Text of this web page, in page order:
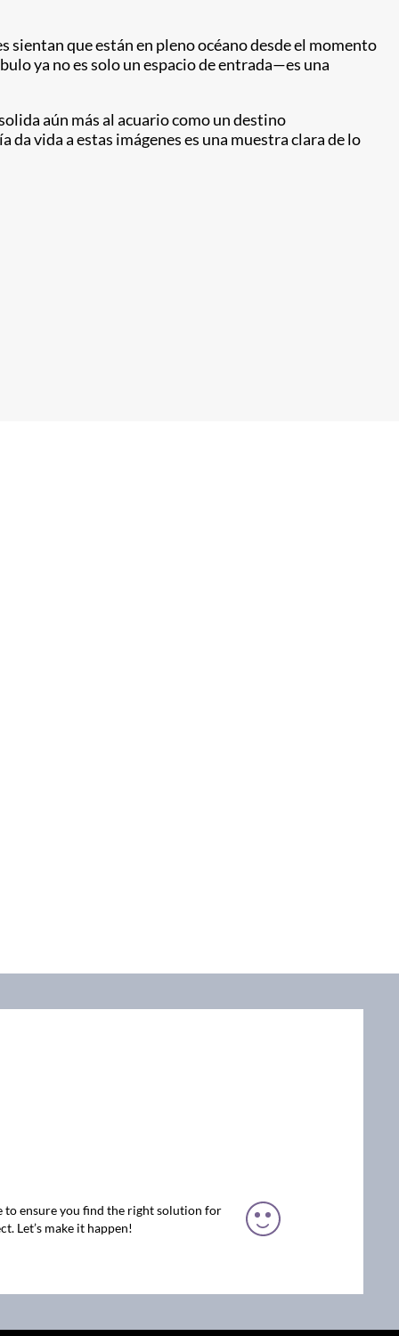
sientan que están en pleno océano desde el momento
ya no es solo un espacio de entrada—es una
aún más al acuario como un destino
vida a estas imágenes es una muestra clara de lo
to ensure you find the right solution for
Let’s make it happen!